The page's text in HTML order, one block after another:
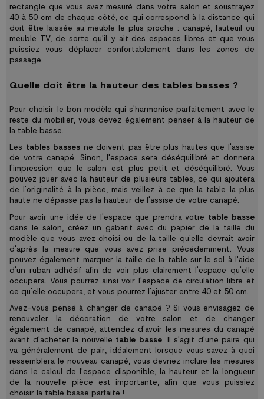
rectangle que vous avez mesuré dans votre salon et soustrayez
40 à 50 cm de chaque côté, ce qui correspond à la distance qui
doit être laissée au meuble le plus proche : canapé, fauteuil ou
meuble TV, de sorte qu'il y ait des espaces libres et que vous
puissiez vous déplacer confortablement dans les zones de
passage.
Quelle doit être la hauteur des tables basses ?
Pour choisir le bon modèle qui s'harmonise parfaitement avec le
reste du mobilier, vous devez également penser à la hauteur de
la table basse.
Les tables basses ne doivent pas être plus hautes que l'assise
de votre canapé. Sinon, l'espace sera déséquilibré et donnera
l'impression que le salon est plus petit et déséquilibré. Vous
pouvez jouer avec la hauteur de plusieurs tables, ce qui ajoutera
de l'originalité à la pièce, mais veillez à ce que la table la plus
haute ne dépasse pas la hauteur de l'assise de votre canapé.
Pour avoir une idée de l'espace que prendra votre table basse
dans le salon, créez un gabarit avec du papier de la taille du
modèle que vous avez choisi ou de la taille qu'elle devrait avoir
d'après la mesure que vous avez prise précédemment. Vous
pouvez également marquer la taille de la table sur le sol à l'aide
d'un ruban adhésif afin de voir plus clairement l'espace qu'elle
occupera. Vous pourrez ainsi voir l'espace de circulation libre et
ce qu'elle occupera, et vous pourrez l'ajuster entre 40 et 50 cm.
Avez-vous pensé à changer de canapé ? Si vous envisagez de
renouveler la décoration de votre salon et de changer
également de canapé, attendez d'avoir les mesures du canapé
avant d'acheter la nouvelle table basse. Il s'agit d'une paire qui
va généralement de pair, idéalement lorsque vous savez à quoi
ressemblera le nouveau canapé, vous devriez inclure les mesures
dans le calcul de l'espace disponible, la hauteur et la longueur
de la nouvelle pièce est importante, afin que vous puissiez
choisir la table basse parfaite !